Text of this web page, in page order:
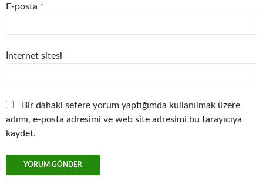
E-posta *
İnternet sitesi
Bir dahaki sefere yorum yaptığımda kullanılmak üzere
adımı, e-posta adresimi ve web site adresimi bu tarayıcıya
kaydet.